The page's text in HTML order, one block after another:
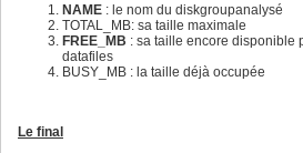
NAME : le nom du diskgroupanalysé
TOTAL_MB: sa taille maximale
FREE_MB : sa taille encore disponible
datafiles
BUSY_MB : la taille déjà occupée
Le final